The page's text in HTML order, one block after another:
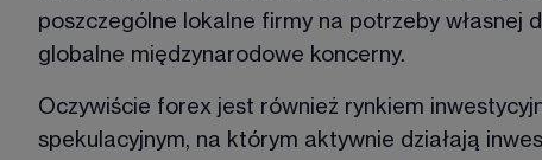
poszczególne lokalne firmy na potrzeby własnej
globalne międzynarodowe koncerny.
Oczywiście forex jest również rynkiem
spekulacyjnym, na którym aktywnie działają